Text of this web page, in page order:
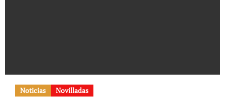
Noticias Novilladas